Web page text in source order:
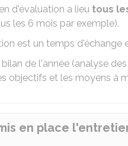
d'évaluation a lieu tous
les 6 mois par exemple).
est un temps d'échange
de l'année (analyse
objectifs et les moyens à
en place